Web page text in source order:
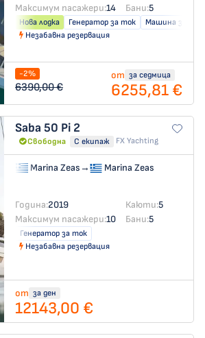
Максимум пасажери:14 Бани:5
Нова лодка Генератор за ток
Машина за
Незабавна резервация
-2%
6390,00 €
от за седмица
6255,81 €
Saba 50 Pi 2
Свободна С екипаж FX Yachting
Marina Zeas→ Marina Zeas
Година:2019 Каюти:5
Максимум пасажери:10 Бани:5
Генератор за ток
Незабавна резервация
от за ден
12143,00 €